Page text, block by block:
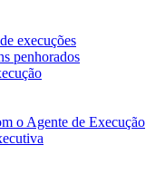
execuções
penhorados
o Agente de Execução